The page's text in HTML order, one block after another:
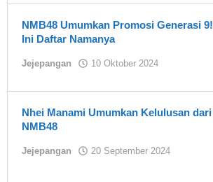
NMB48 Umumkan Promosi Generasi 9!
Ini Daftar Namanya
Jejepangan 10 Oktober 2024
Nhei Manami Umumkan Kelulusan dari
NMB48
Jejepangan 20 September 2024